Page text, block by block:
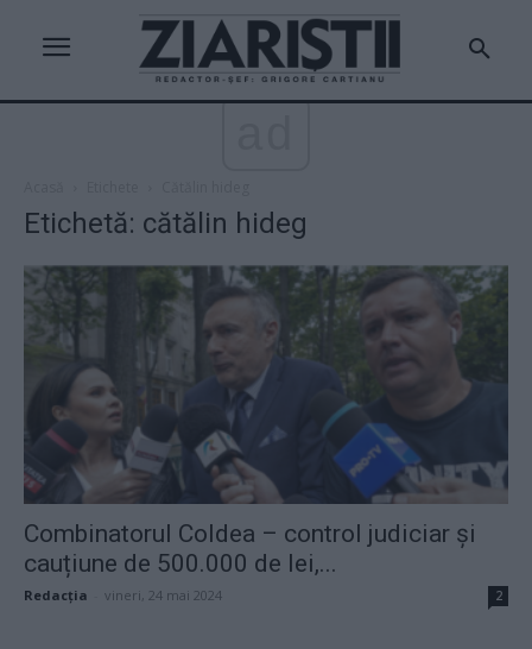
Etichetă: cătălin hideg
Combinatorul Coldea – control judiciar și
cauțiune de 500.000 de lei,...
Redacţia vineri, 24 mai 2024 2